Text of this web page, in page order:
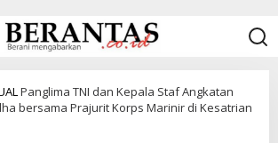
Panglima TNI dan Kepala Staf Angkatan
bersama Prajurit Korps Marinir di Kesatrian